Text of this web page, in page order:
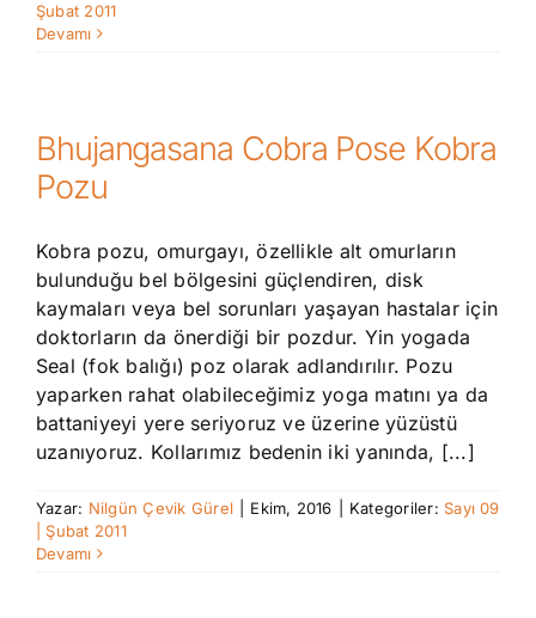
Şubat 2011
Devamı
Bhujangasana Cobra Pose Kobra
Pozu
Kobra pozu, omurgayı, özellikle alt omurların
bulunduğu bel bölgesini güçlendiren, disk
kaymaları veya bel sorunları yaşayan hastalar için
doktorların da önerdiği bir pozdur. Yin yogada
Seal (fok balığı) poz olarak adlandırılır. Pozu
yaparken rahat olabileceğimiz yoga matını ya da
battaniyeyi yere seriyoruz ve üzerine yüzüstü
uzanıyoruz. Kollarımız bedenin iki yanında, [...]
Yazar: Nilgün Çevik Gürel Ekim, 2016 Kategoriler: Sayı 09
| Şubat 2011
Devamı